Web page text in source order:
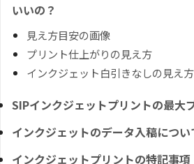
いいの？
見え方目安の画像
プリント仕上がりの見え方
インクジェット白引きなしの見え方
SIPインクジェットプリントの最大
インクジェットのデータ入稿につい
インクジェットプリントの特記事項